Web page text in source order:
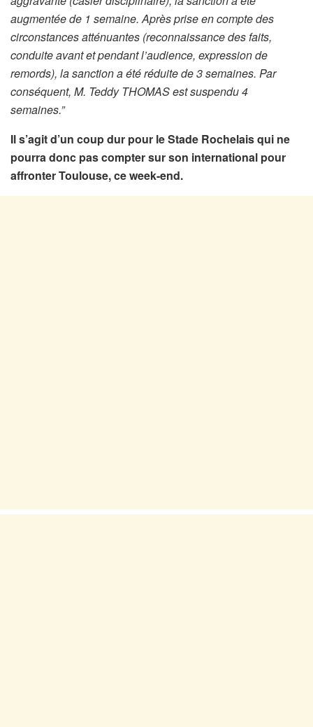
augmentée de 1 semaine. Après prise en compte des
circonstances atténuantes (reconnaissance des faits,
conduite avant et pendant l’audience, expression de
remords), la sanction a été réduite de 3 semaines. Par
conséquent, M. Teddy THOMAS est suspendu 4
semaines.”
Il s’agit d’un coup dur pour le Stade Rochelais qui ne
pourra donc pas compter sur son international pour
affronter Toulouse, ce week-end.